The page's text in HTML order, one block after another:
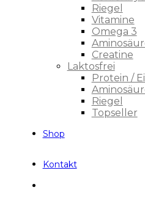
Riegel
Vitamine
Omega 3
Creatine
Laktosfrei
Protein /
Riegel
Topseller
Shop
Kontakt